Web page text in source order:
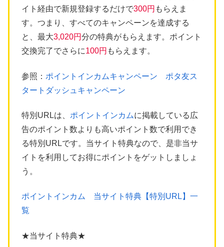
イト経由で新規登録するだけで300円 もらえま
す。つまり、すべてのキャンペーンを達成する
と、最大3,020円分の特典がもらえます。ポイント
交換完了でさらに100円 もらえます。
参照： ポイントインカムキャンペーン ポタ友ス
タートダッシュキャンペーン
特別URLは、 ポイントインカムに掲載している広
告のポイント数よりも高いポイント数で利用でき
る特別URLです。当サイト特典なので、是非当サ
イトを利用してお得にポイントをゲットしましょ
う。
ポイントインカム 当サイト特典【特別URL】一
覧
★当サイト特典★